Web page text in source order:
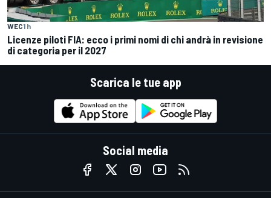
WEC1 h
Licenze piloti FIA: ecco i primi nomi di chi andrà in revisione
di categoria per il 2027
Scarica le tue app
Social media